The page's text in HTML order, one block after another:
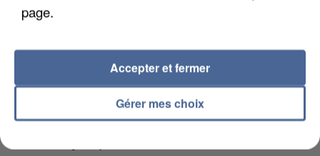
page.
Gérer mes choix
Accepter et fermer